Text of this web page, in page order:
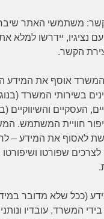
משתמשי האתר
נציגיו, יידרשו למלא
הקשר.
בשירותי המשרד
העסקיים
בעבור שיפור חוויית
לאסוף את המידע –
שפורטו
(ככל שלא מדובר
המשרד, עובדיו